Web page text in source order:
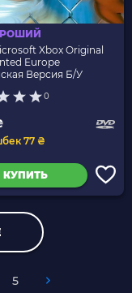
Xbox Original
Europe
Версия Б/У
0
77 ₴
КУПИТЬ
5